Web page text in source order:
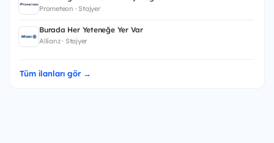
Prometeon · Stajyer
Burada Her Yeteneğe Yer Var
Allianz · Stajyer
Tüm ilanları gör →